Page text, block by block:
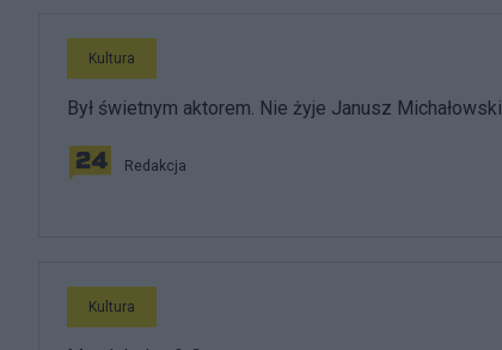
Kultura
Był świetnym aktorem. Nie żyje Janusz Michałowski
Redakcja
Kultura